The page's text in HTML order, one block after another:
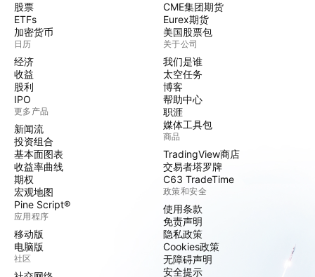
股票
ETFs
加密货币
日历
经济
收益
股利
IPO
更多产品
新闻流
投资组合
基本面图表
收益率曲线
期权
宏观地图
Pine Script®
应用程序
移动版
电脑版
社区
CME集团期货
Eurex期货
美国股票包
关于公司
我们是谁
太空任务
博客
帮助中心
职涯
媒体工具包
商品
TradingView商店
交易者塔罗牌
C63 TradeTime
政策和安全
使用条款
免责声明
隐私政策
Cookies政策
无障碍声明
安全提示